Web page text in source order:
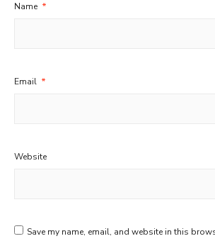
Name *
Email *
Website
Save my name, email, and website in this